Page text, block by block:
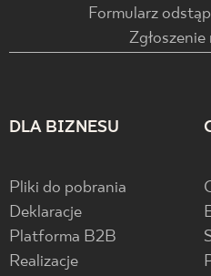
Formularz
Zgłoszenie
DLA BIZNESU
Pliki do pobrania
Deklaracje
Platforma B2B
Realizacje